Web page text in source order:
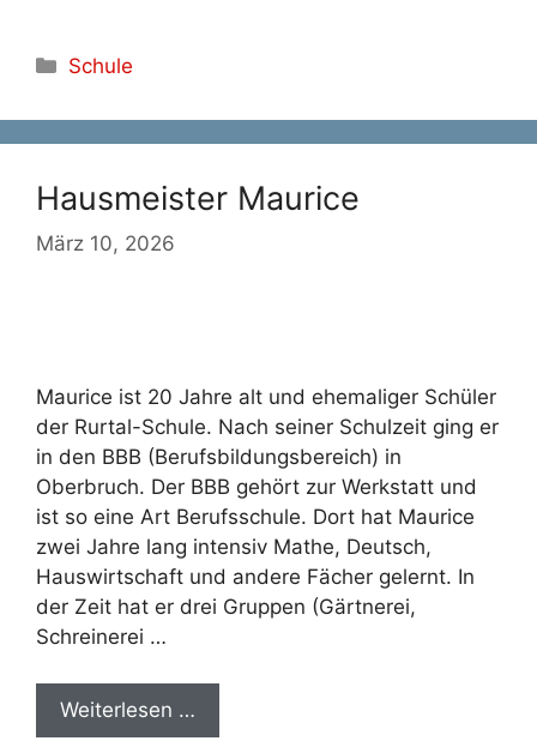
Kategorien
Schule
Hausmeister Maurice
März 10, 2026
Maurice ist 20 Jahre alt und ehemaliger Schüler
der Rurtal-Schule. Nach seiner Schulzeit ging er
in den BBB (Berufsbildungsbereich) in
Oberbruch. Der BBB gehört zur Werkstatt und
ist so eine Art Berufsschule. Dort hat Maurice
zwei Jahre lang intensiv Mathe, Deutsch,
Hauswirtschaft und andere Fächer gelernt. In
der Zeit hat er drei Gruppen (Gärtnerei,
Schreinerei …
Weiterlesen …